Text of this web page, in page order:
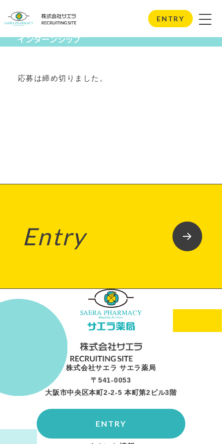
ENTRY
Internship
インターンシップ
応募は締め切りました。
Entry
株式会社サエラ サエラ薬局
〒541-0053
大阪市中央区本町2-2-5 本町第2ビル3階
ENTRY